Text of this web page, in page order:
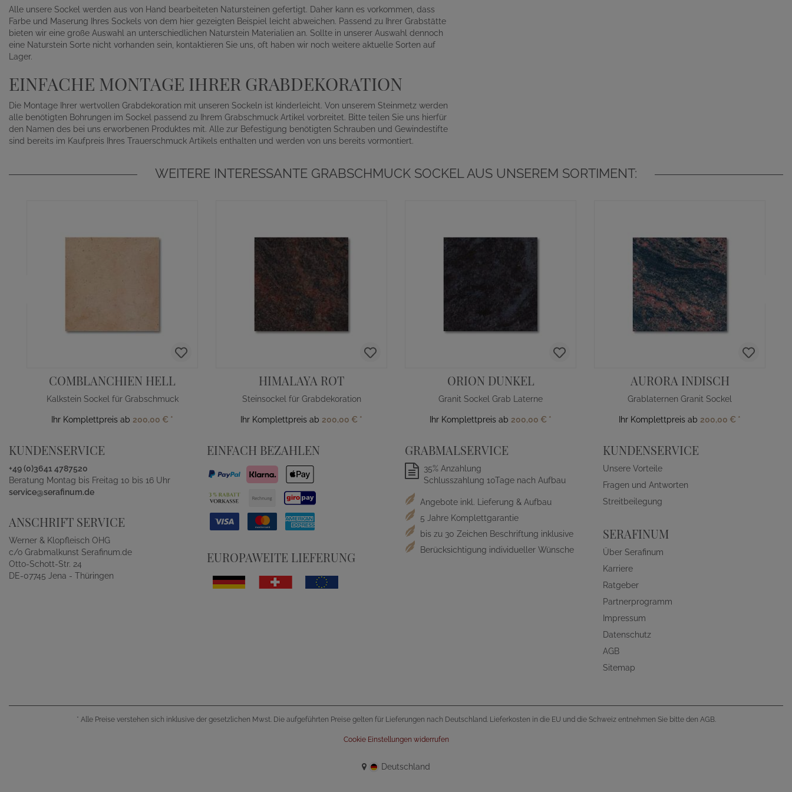
Alle unsere Sockel werden aus von Hand bearbeiteten Natursteinen gefertigt. Daher kann es vorkommen, dass
Farbe und Maserung Ihres Sockels von dem hier gezeigten Beispiel leicht abweichen. Passend zu Ihrer Grabstätte
bieten wir eine große Auswahl an unterschiedlichen Naturstein Materialien an. Sollte in unserer Auswahl dennoch
eine Naturstein Sorte nicht vorhanden sein, kontaktieren Sie uns, oft haben wir noch weitere aktuelle Sorten auf
Lager.
EINFACHE MONTAGE IHRER GRABDEKORATION
Die Montage Ihrer wertvollen Grabdekoration mit unseren Sockeln ist kinderleicht. Von unserem Steinmetz werden
alle benötigten Bohrungen im Sockel passend zu Ihrem Grabschmuck Artikel vorbreitet. Bitte teilen Sie uns hierfür
den Namen des bei uns erworbenen Produktes mit. Alle zur Befestigung benötigten Schrauben und Gewindestifte
sind bereits im Kaufpreis Ihres Trauerschmuck Artikels enthalten und werden von uns bereits vormontiert.
WEITERE INTERESSANTE GRABSCHMUCK SOCKEL AUS UNSEREM SORTIMENT:
COMBLANCHIEN HELL
Kalkstein Sockel für Grabschmuck
Ihr Komplettpreis ab 200,00 € *
HIMALAYA ROT
Steinsockel für Grabdekoration
Ihr Komplettpreis ab 200,00 € *
ORION DUNKEL
Granit Sockel Grab Laterne
Ihr Komplettpreis ab 200,00 € *
AURORA INDISCH
Grablaternen Granit Sockel
Ihr Komplettpreis ab 200,00 € *
KUNDENSERVICE
+49 (0)3641 4787520
Beratung Montag bis Freitag 10 bis 16 Uhr
service@serafinum.de
ANSCHRIFT SERVICE
Werner & Klopfleisch OHG
c/o Grabmalkunst Serafinum.de
Otto-Schott-Str. 24
DE-07745 Jena - Thüringen
EINFACH BEZAHLEN
EUROPAWEITE LIEFERUNG
GRABMALSERVICE
35% Anzahlung
Schlusszahlung 10Tage nach Aufbau
Angebote inkl. Lieferung & Aufbau
5 Jahre Komplettgarantie
bis zu 30 Zeichen Beschriftung inklusive
Berücksichtigung individueller Wünsche
KUNDENSERVICE
Unsere Vorteile
Fragen und Antworten
Streitbeilegung
SERAFINUM
Über Serafinum
Karriere
Ratgeber
Partnerprogramm
Impressum
Datenschutz
AGB
Sitemap
* Alle Preise verstehen sich inklusive der gesetzlichen Mwst. Die aufgeführten Preise gelten für Lieferungen nach Deutschland. Lieferkosten in die EU und die Schweiz entnehmen Sie bitte den AGB.
Cookie Einstellungen widerrufen
Deutschland